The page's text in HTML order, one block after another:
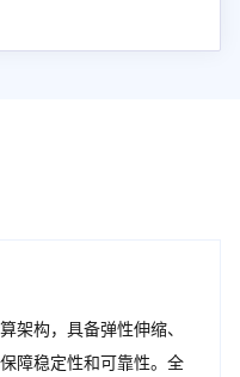
架构，具备弹性伸缩、
障稳定性和可靠性。全